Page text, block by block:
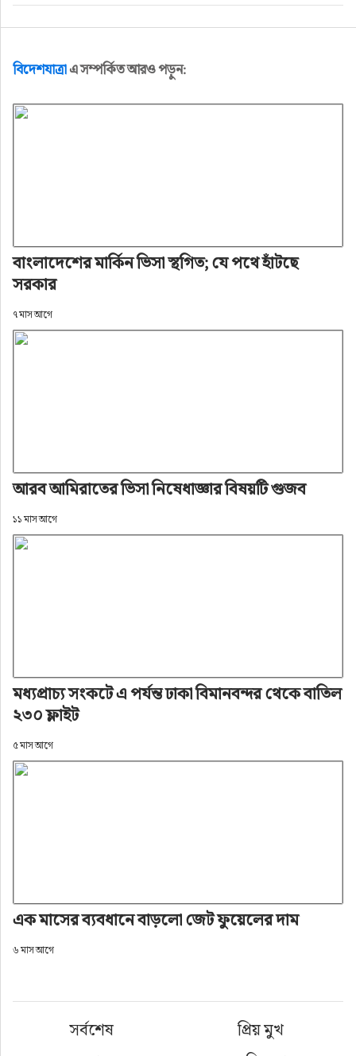
বিদেশযাত্রাএ সম্পর্কিত আরও পড়ুন:
বাংলাদেশের মার্কিন ভিসা স্থগিত; যে পথে হাঁটছে
সরকার
৭ মাস আগে
আরব আমিরাতের ভিসা নিষেধাজ্ঞার বিষয়টি গুজব
১১ মাস আগে
মধ্যপ্রাচ্য সংকটে এ পর্যন্ত ঢাকা বিমানবন্দর থেকে বাতিল
২৩০ ফ্লাইট
৫ মাস আগে
এক মাসের ব্যবধানে বাড়লো জেট ফুয়েলের দাম
৬ মাস আগে
সর্বশেষ
প্রিয় মুখ